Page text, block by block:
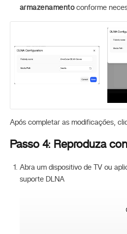
armazenamentoconforme
Após completar as modificações,
Passo 4: Reproduza
Abra um dispositivo de TV ou
suporte DLNA